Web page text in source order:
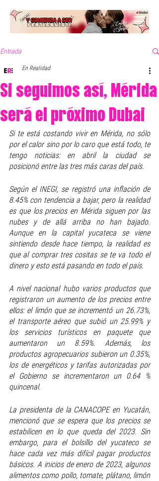
Entrada
Si seguimos así, Mérida
será el próximo Dubai
En Realidad
Si te está costando vivir en Mérida, no sólo
por el calor sino por lo caro que está todo, te
tengo noticias: en abril la ciudad se
posicionó entre las tres más caras del país.
Según el INEGI, se registró una inflación de
8.45% con tendencia a bajar, pero la realidad
es que los precios en Mérida siguen por las
nubes y de allá arriba no han bajado.
Aunque en la capital yucateca se viene
sintiendo desde hace tiempo, la realidad es
que al comprar tres cositas se te va todo el
dinero y esto está pasando en todo el país.
A nivel nacional hubo varios productos que
registraron un aumento de los precios entre
ellos: el limón que se incrementó un 26.73%,
el transporte aéreo que subió un 25.99% y
los servicios turísticos en paquete que
aumentaron un 8.59%. Además, los
productos agropecuarios subieron un 0.35%,
los de energéticos y tarifas autorizadas por
el Gobierno se incrementaron un 0.64 %
quincenal.
La presidenta de la CANACOPE en Yucatán,
mencionó que se espera que los precios se
estabilicen en lo que queda del 2023. Sin
embargo, para el bolsillo del yucateco se
hace cada vez más difícil pagar productos
básicos. A inicios de enero de 2023, algunos
alimentos como pollo, tomate, plátano, limón